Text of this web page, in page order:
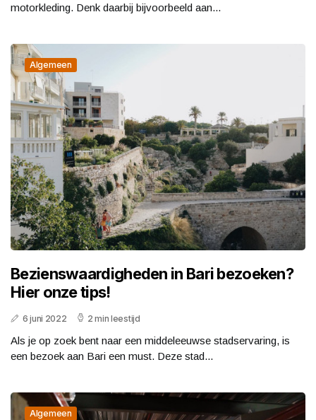
motorkleding. Denk daarbij bijvoorbeeld aan...
Algemeen
Bezienswaardigheden in Bari bezoeken?
Hier onze tips!
6 juni 2022 2 min leestijd
Als je op zoek bent naar een middeleeuwse stadservaring, is
een bezoek aan Bari een must. Deze stad...
Algemeen